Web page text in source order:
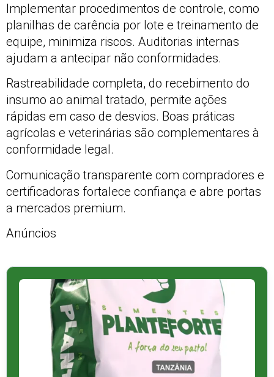
Implementar procedimentos de controle, como
planilhas de carência por lote e treinamento de
equipe, minimiza riscos. Auditorias internas
ajudam a antecipar não conformidades.
Rastreabilidade completa, do recebimento do
insumo ao animal tratado, permite ações
rápidas em caso de desvios. Boas práticas
agrícolas e veterinárias são complementares à
conformidade legal.
Comunicação transparente com compradores e
certificadoras fortalece confiança e abre portas
a mercados premium.
Anúncios